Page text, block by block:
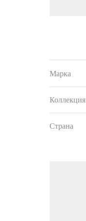
Марка
Коллекция
Страна